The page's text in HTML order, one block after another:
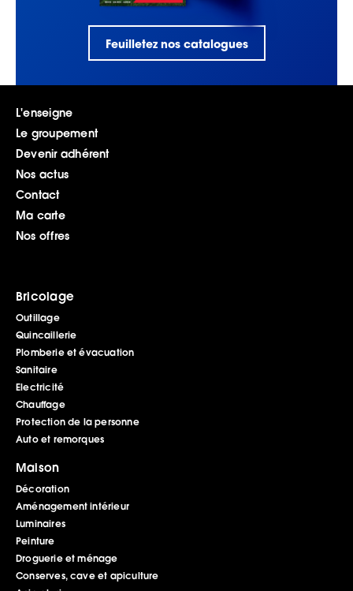
Feuilletez nos catalogues
L'enseigne
Le groupement
Devenir adhérent
Nos actus
Contact
Ma carte
Nos offres
Bricolage
Outillage
Quincaillerie
Plomberie et évacuation
Sanitaire
Electricité
Chauffage
Protection de la personne
Auto et remorques
Maison
Décoration
Aménagement intérieur
Luminaires
Peinture
Droguerie et ménage
Conserves, cave et apiculture